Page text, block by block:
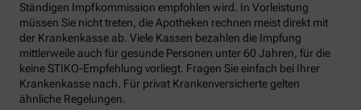
Ständigen Impfkommission empfohlen wird. In Vorleistung
müssen Sie nicht treten, die Apotheken rechnen meist direkt mit
der Krankenkasse ab. Viele Kassen bezahlen die Impfung
mittlerweile auch für gesunde Personen unter 60 Jahren, für die
keine STIKO-Empfehlung vorliegt. Fragen Sie einfach bei Ihrer
Krankenkasse nach. Für privat Krankenversicherte gelten
ähnliche Regelungen.